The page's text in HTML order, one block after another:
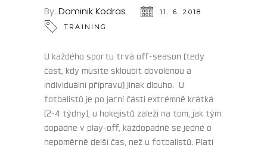
By: Dominik Kodras
11. 6. 2018
TRAINING
U každého sportu trvá off-season (tedy
část, kdy musíte skloubit dovolenou a
individuální přípravu) jinak dlouho.
U
fotbalistů je po jarní části extrémně krátká
(2-4 týdny), u hokejistů záleží na tom, jak tým
dopadne v play-off, každopádně se jedné o
nepoměrně delší čas, než u fotbalistů. Platí